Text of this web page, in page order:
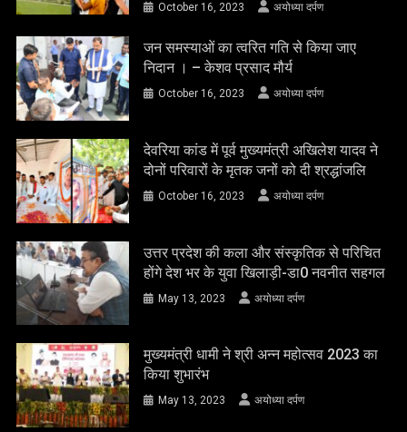
October 16, 2023 अयोध्या दर्पण
जन समस्याओं का त्वरित गति से किया जाए
निदान । – केशव प्रसाद मौर्य
October 16, 2023 अयोध्या दर्पण
देवरिया कांड में पूर्व मुख्यमंत्री अखिलेश यादव ने
दोनों परिवारों के मृतक जनों को दी श्रद्धांजलि
October 16, 2023 अयोध्या दर्पण
उत्तर प्रदेश की कला और संस्कृतिक से परिचित
होंगे देश भर के युवा खिलाड़ी-डा0 नवनीत सहगल
May 13, 2023 अयोध्या दर्पण
मुख्यमंत्री धामी ने श्री अन्न महोत्सव 2023 का
किया शुभारंभ
May 13, 2023 अयोध्या दर्पण